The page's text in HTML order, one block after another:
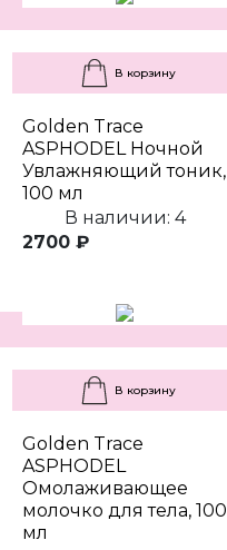
В корзину
Golden Trace
ASPHODEL Ночной
Увлажняющий тоник,
100 мл
В наличии: 4
2700 ₽
В корзину
Golden Trace
ASPHODEL
Омолаживающее
молочко для тела, 100
мл